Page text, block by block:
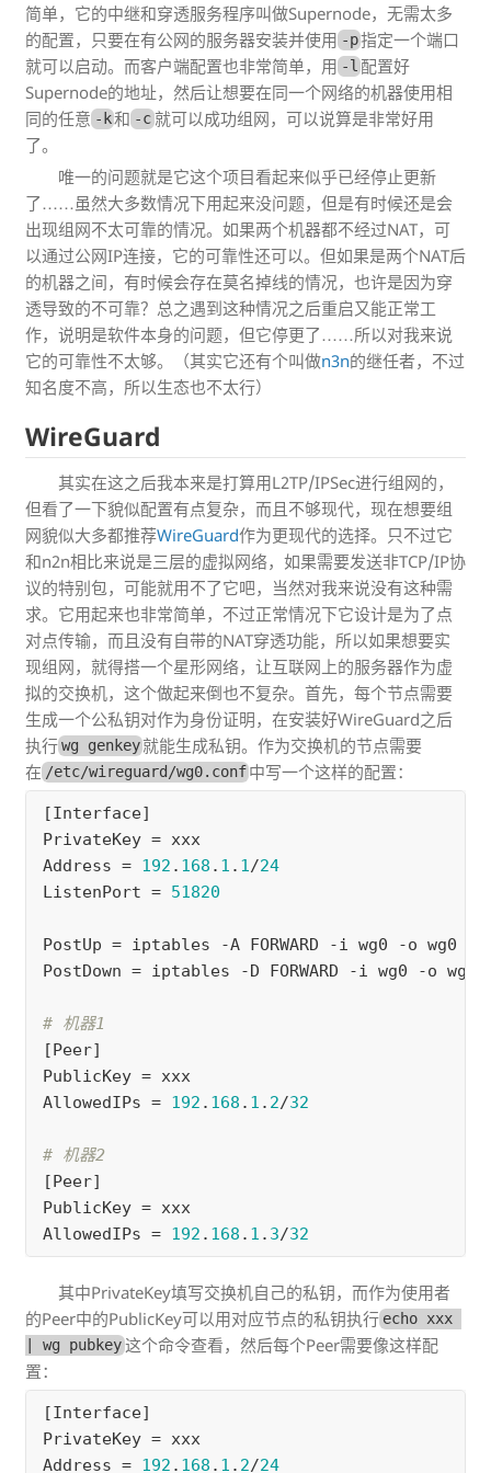
简单，它的中继和穿透服务程序叫做Supernode，无需太多
的配置，只要在有公网的服务器安装并使用 -p指定一个端口
就可以启动。而客户端配置也非常简单，用 -l 配置好
Supernode的地址，然后让想要在同一个网络的机器使用相
同的任意 -k和 -c就可以成功组网，可以说算是非常好用
了。
唯一的问题就是它这个项目看起来似乎已经停止更新
了……虽然大多数情况下用起来没问题，但是有时候还是会
出现组网不太可靠的情况。如果两个机器都不经过NAT，可
以通过公网IP连接，它的可靠性还可以。但如果是两个NAT后
的机器之间，有时候会存在莫名掉线的情况，也许是因为穿
透导致的不可靠？总之遇到这种情况之后重启又能正常工
作，说明是软件本身的问题，但它停更了……所以对我来说
它的可靠性不太够。（其实它还有个叫做n3n的继任者，不过
知名度不高，所以生态也不太行）
WireGuard
其实在这之后我本来是打算用L2TP/IPSec进行组网的，
但看了一下貌似配置有点复杂，而且不够现代，现在想要组
网貌似大多都推荐WireGuard作为更现代的选择。只不过它
和n2n相比来说是三层的虚拟网络，如果需要发送非TCP/IP协
议的特别包，可能就用不了它吧，当然对我来说没有这种需
求。它用起来也非常简单，不过正常情况下它设计是为了点
对点传输，而且没有自带的NAT穿透功能，所以如果想要实
现组网，就得搭一个星形网络，让互联网上的服务器作为虚
拟的交换机，这个做起来倒也不复杂。首先，每个节点需要
生成一个公私钥对作为身份证明，在安装好WireGuard之后
执行wg genkey就能生成私钥。作为交换机的节点需要
在 /etc/wireguard/wg0.conf 中写一个这样的配置：
[Interface
PrivateKey = xxx
Address = 192 . 168 . 1 . 1/24
ListenPort = 51820
PostUp = iptables -A FORWARD -i wg0 -o wg0
PostDown = iptables -D FORWARD -i wg0 -o wg0
[Peer
PublicKey = xxx
AllowedIPs = 192 . 168 . 1 . 2/32
[Peer
PublicKey = xxx
AllowedIPs = 192 . 168 . 1 . 3/32
其中PrivateKey填写交换机自己的私钥，而作为使用者
的Peer中的PublicKey可以用对应节点的私钥执行 echo xxx
| wg pubkey这个命令查看，然后每个Peer需要像这样配
置：
[Interface
PrivateKey = xxx
Address = 192 . 168 . 1 . 2/24